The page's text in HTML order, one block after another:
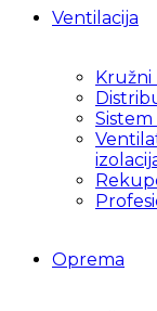
Ventilacija
Kružni
Oprema